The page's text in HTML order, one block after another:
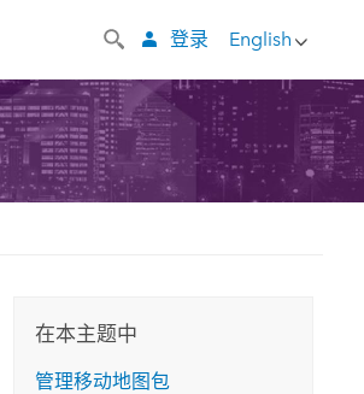
English
登录
在本主题中
管理移动地图包